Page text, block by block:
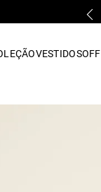
VESTIDOSOFF